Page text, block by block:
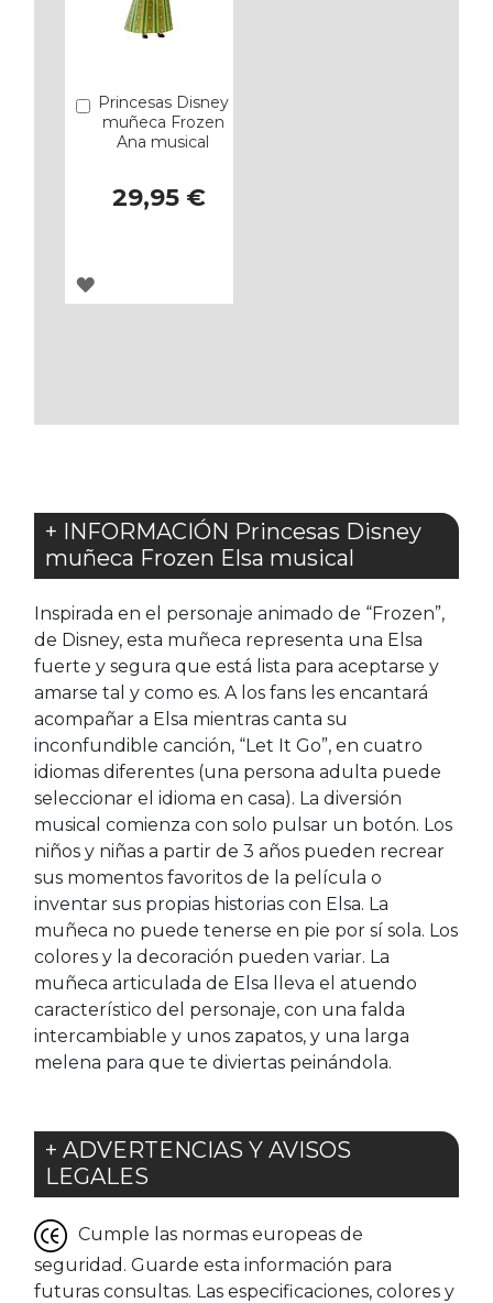
Princesas Disney
muñeca Frozen
Ana musical
29,95 €
Añadir
AGREGAR
+ INFORMACIÓN Princesas Disney
muñeca Frozen Elsa musical
Inspirada en el personaje animado de “Frozen”,
de Disney, esta muñeca representa una Elsa
fuerte y segura que está lista para aceptarse y
amarse tal y como es. A los fans les encantará
acompañar a Elsa mientras canta su
inconfundible canción, “Let It Go”, en cuatro
idiomas diferentes (una persona adulta puede
seleccionar el idioma en casa). La diversión
musical comienza con solo pulsar un botón. Los
niños y niñas a partir de 3 años pueden recrear
sus momentos favoritos de la película o
inventar sus propias historias con Elsa. La
muñeca no puede tenerse en pie por sí sola. Los
colores y la decoración pueden variar. La
muñeca articulada de Elsa lleva el atuendo
característico del personaje, con una falda
intercambiable y unos zapatos, y una larga
melena para que te diviertas peinándola.
+ ADVERTENCIAS Y AVISOS
LEGALES
Cumple las normas europeas de
seguridad. Guarde esta información para
futuras consultas. Las especificaciones, colores y